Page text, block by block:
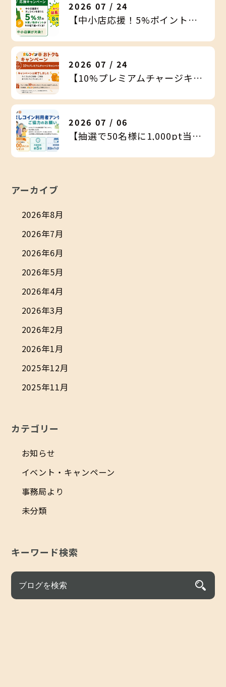
2026 07 / 24
【中小店応援！5%ポイントバックキャンペーン延長決定！！】
2026 07 / 24
【10%プレミアムチャージキャンペーン終了のお知らせ】
2026 07 / 06
【抽選で50名様に1,000pt当たる！】ましコイン利用者アンケートご協力のお願い
アーカイブ
2026年8月
2026年7月
2026年6月
2026年5月
2026年4月
2026年3月
2026年2月
2026年1月
2025年12月
2025年11月
カテゴリー
お知らせ
イベント・キャンペーン
事務局より
未分類
キーワード検索